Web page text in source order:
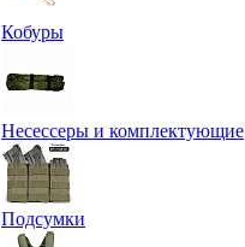
Кобуры
Несессеры и комплектующие
Подсумки